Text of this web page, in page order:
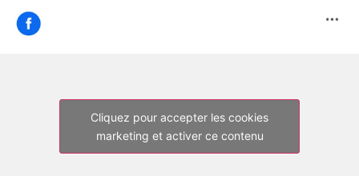
Cliquez pour accepter les cookies
marketing et activer ce contenu